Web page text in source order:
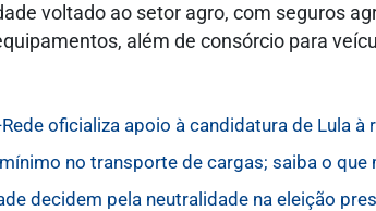
voltado ao setor agro, com seguros
além de consórcio para
oficializa apoio à candidatura de Lula à
no transporte de cargas; saiba o que
decidem pela neutralidade na eleição